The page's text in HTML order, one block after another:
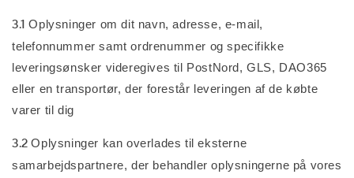
3.1Oplysninger om dit navn, adresse, e-mail,
telefonnummer samt ordrenummer og specifikke
leveringsønsker videregives til PostNord, GLS, DAO365
eller en transportør, der forestår leveringen af de købte
varer til dig
3.2Oplysninger kan overlades til eksterne
samarbejdspartnere, der behandler oplysningerne på vores